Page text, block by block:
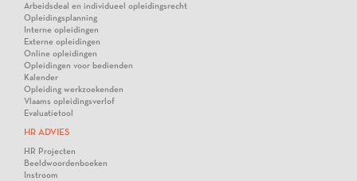
Arbeidsdeal en individueel opleidingsrecht
Opleidingsplanning
Interne opleidingen
Externe opleidingen
Online opleidingen
Opleidingen voor bedienden
Kalender
Opleiding werkzoekenden
Vlaams opleidingsverlof
Evaluatietool
HR ADVIES
HR Projecten
Beeldwoordenboeken
Instroom